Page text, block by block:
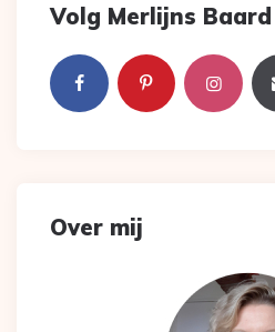
Volg Merlijns Baard
Over mij